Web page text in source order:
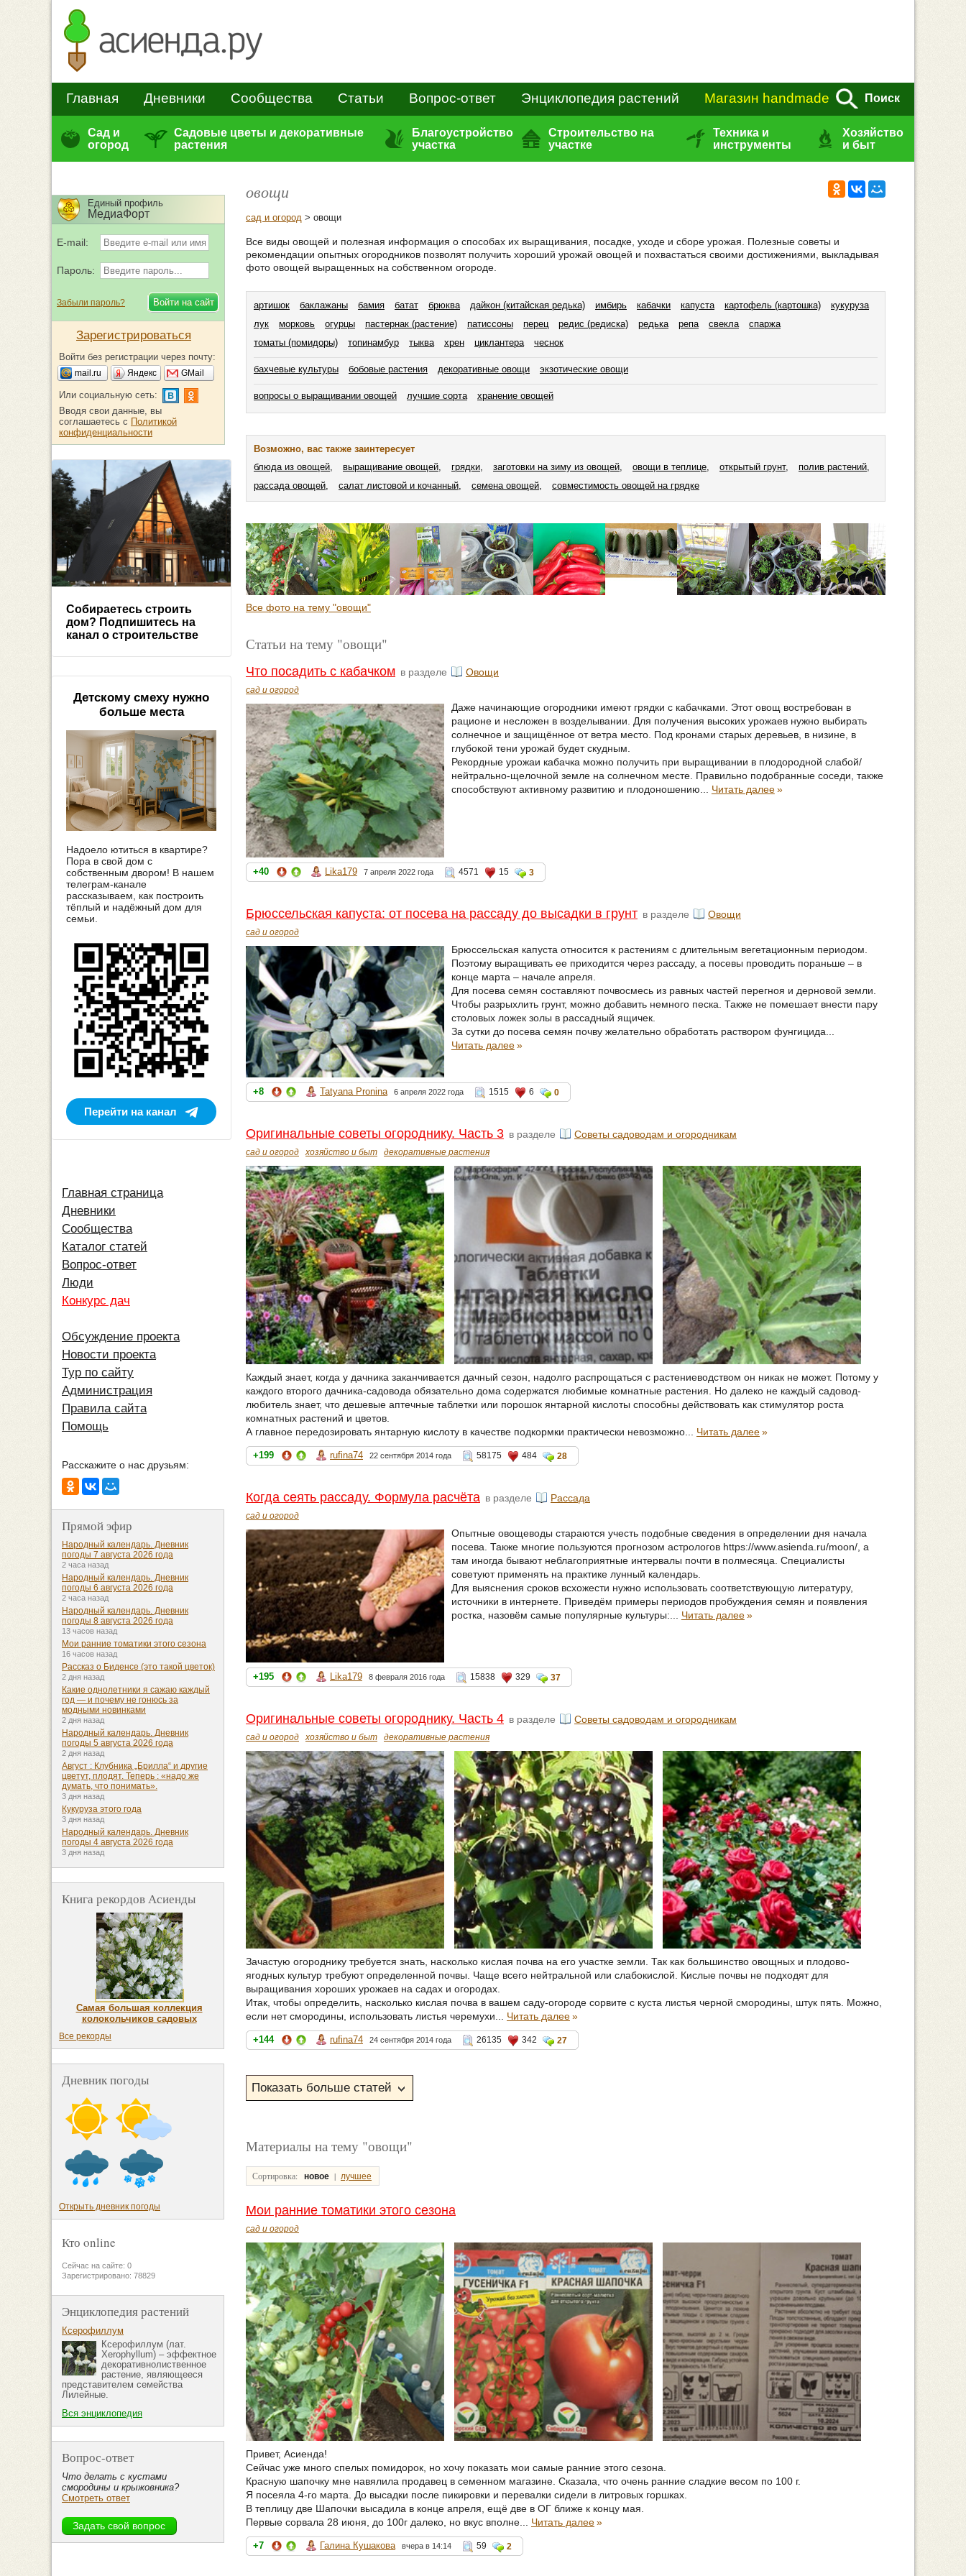
Главная Дневники Сообщества Статьи Вопрос-ответ Энциклопедия растений Магазин handmade Поиск
Сад и
огород
Садовые цветы и декоративные
растения
Благоустройство
участка
Строительство на
участке
Техника и
инструменты
Хозяйство
и быт
овощи
сад и огород > овощи
Все виды овощей и полезная информация о способах их выращивания, посадке, уходе и сборе урожая. Полезные советы и
рекомендации опытных огородников позволят получить хороший урожай овощей и похвастаться своими достижениями, выкладывая
фото овощей выращенных на собственном огороде.
артишок баклажаны бамия батат брюква дайкон (китайская редька) имбирь кабачки капуста картофель (картошка)
кукуруза
лук
морковь огурцы пастернак (растение) патиссоны перец редис (редиска) редька репа свекла
спаржа
томаты (помидоры)
топинамбур тыква хрен циклантера чеснок
бахчевые культуры бобовые растения декоративные овощи экзотические овощи
вопросы о выращивании овощей лучшие сорта хранение овощей
Возможно, вас также заинтересует
блюда из овощей,
выращивание овощей, грядки, заготовки на зиму из овощей, овощи в теплице, открытый грунт,
полив растений,
рассада овощей,
салат листовой и кочанный, семена овощей, совместимость овощей на грядке
Все фото на тему "овощи"
Статьи на тему "овощи"
Что посадить с кабачком в разделе Овощи
сад и огород
Даже начинающие огородники имеют грядки с кабачками. Этот овощ востребован в
рационе и несложен в возделывании. Для получения высоких урожаев нужно выбирать
солнечное и защищённое от ветра место. Под кронами старых деревьев, в низине, в
глубокой тени урожай будет скудным.
Рекордные урожаи кабачка можно получить при выращивании в плодородной слабой/
нейтрально-щелочной земле на солнечном месте. Правильно подобранные соседи, также
способствуют активному развитию и плодоношению... Читать далее»
+40 Lika179 7 апреля 2022 года 4571 15 3
Брюссельская капуста: от посева на рассаду до высадки в грунт в разделе Овощи
сад и огород
Брюссельская капуста относится к растениям с длительным вегетационным периодом.
Поэтому выращивать ее приходится через рассаду, а посевы проводить пораньше – в
конце марта – начале апреля.
Для посева семян составляют почвосмесь из равных частей перегноя и дерновой земли.
Чтобы разрыхлить грунт, можно добавить немного песка. Также не помешает внести пару
столовых ложек золы в рассадный ящичек.
За сутки до посева семян почву желательно обработать раствором фунгицида...
Читать далее»
+8 Tatyana Pronina 6 апреля 2022 года 1515 6 0
Оригинальные советы огороднику. Часть 3 в разделе Советы садоводам и огородникам
сад и огород хозяйство и быт декоративные растения
Каждый знает, когда у дачника заканчивается дачный сезон, надолго распрощаться с растениеводством он никак не может. Потому у
каждого второго дачника-садовода обязательно дома содержатся любимые комнатные растения. Но далеко не каждый садовод-
любитель знает, что дешевые аптечные таблетки или порошок янтарной кислоты способны действовать как стимулятор роста
комнатных растений и цветов.
А главное передозировать янтарную кислоту в качестве подкормки практически невозможно... Читать далее»
+199 rufina74 22 сентября 2014 года 58175 484 28
Когда сеять рассаду. Формула расчёта в разделе Рассада
сад и огород
Опытные овощеводы стараются учесть подобные сведения в определении дня начала
посева. Также многие пользуются прогнозом астрологов https://www.asienda.ru/moon/, а
там иногда бывают неблагоприятные интервалы почти в полмесяца. Специалисты
советуют применять на практике лунный календарь.
Для выяснения сроков всхожести нужно использовать соответствующую литературу,
источники в интернете. Приведём примеры периодов пробуждения семян и появления
ростка, назовём самые популярные культуры:... Читать далее»
+195 Lika179 8 февраля 2016 года 15838 329 37
Оригинальные советы огороднику. Часть 4 в разделе Советы садоводам и огородникам
сад и огород хозяйство и быт декоративные растения
Зачастую огороднику требуется знать, насколько кислая почва на его участке земли. Так как большинство овощных и плодово-
ягодных культур требуют определенной почвы. Чаще всего нейтральной или слабокислой. Кислые почвы не подходят для
выращивания хороших урожаев на садах и огородах.
Итак, чтобы определить, насколько кислая почва в вашем саду-огороде сорвите с куста листья черной смородины, штук пять. Можно,
если нет смородины, использовать листья черемухи... Читать далее»
+144 rufina74 24 сентября 2014 года 26135 342 27
Материалы на тему "овощи"
Сортировка: новое | лучшее
Мои ранние томатики этого сезона
сад и огород
Привет, Асиенда!
Сейчас уже много спелых помидорок, но хочу показать мои самые ранние этого сезона.
Красную шапочку мне навялила продавец в семенном магазине. Сказала, что очень ранние сладкие весом по 100 г.
Я посеяла 4-го марта. До высадки после пикировки и перевалки сидели в литровых горшках.
В теплицу две Шапочки высадила в конце апреля, ещё две в ОГ ближе к концу мая.
Первые сорвала 28 июня, до 100г далеко, но вкус вполне... Читать далее»
+7 Галина Кушакова вчера в 14:14 59 2
Единый профиль
МедиаФорт
E-mail:
Пароль:
Забыли пароль?
Зарегистрироваться
Войти без регистрации через почту:
mail.ru Яндекс GMail
Или социальную сеть:
Вводя свои данные, вы
соглашаетесь с Политикой
конфиденциальности
Собираетесь строить
дом? Подпишитесь на
канал о строительстве
Детскому смеху нужно
больше места
Надоело ютиться в квартире?
Пора в свой дом с
собственным двором! В нашем
телеграм-канале
рассказываем, как построить
тёплый и надёжный дом для
семьи.
Перейти на канал
Главная страница
Дневники
Сообщества
Каталог статей
Вопрос-ответ
Люди
Конкурс дач
Обсуждение проекта
Новости проекта
Тур по сайту
Администрация
Правила сайта
Помощь
Расскажите о нас друзьям:
Прямой эфир
Народный календарь. Дневник
погоды 7 августа 2026 года
2 часа назад
Народный календарь. Дневник
погоды 6 августа 2026 года
2 часа назад
Народный календарь. Дневник
погоды 8 августа 2026 года
13 часов назад
Мои ранние томатики этого сезона
16 часов назад
Рассказ о Биденсе (это такой цветок)
2 дня назад
Какие однолетники я сажаю каждый
год — и почему не гонюсь за
модными новинками
2 дня назад
Народный календарь. Дневник
погоды 5 августа 2026 года
2 дня назад
Август : Клубника „Брилла“ и другие
цветут, плодят. Теперь : «надо же
думать, что понимать».
3 дня назад
Кукуруза этого года
3 дня назад
Народный календарь. Дневник
погоды 4 августа 2026 года
3 дня назад
Книга рекордов Асиенды
Самая большая коллекция
колокольчиков садовых
Все рекорды
Дневник погоды
Открыть дневник погоды
Кто online
Сейчас на сайте: 0
Зарегистрировано: 78829
Энциклопедия растений
Ксерофиллум
Ксерофиллум (лат.
Xerophyllum) – эффектное
декоративнолиственное
растение, являющееся
представителем семейства
Лилейные.
Вся энциклопедия
Вопрос-ответ
Что делать с кустами
смородины и крыжовника?
Смотреть ответ